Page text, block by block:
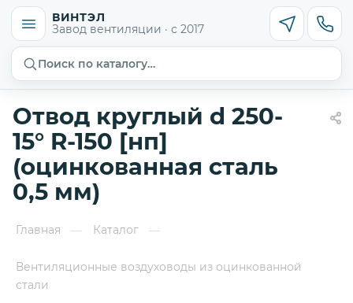
ВИНТЭЛ
Завод вентиляции · с 2017
Поиск по каталогу…
Отвод круглый d 250-
15° R-150 [нп]
(оцинкованная сталь
0,5 мм)
Главная — Каталог —
Вентиляционные воздуховоды из оцинкованной
стали